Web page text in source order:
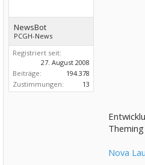
NewsBot
PCGH-News
Registriert seit:
27. August 2008
Beiträge:
194.378
Zustimmungen:
13
Nova